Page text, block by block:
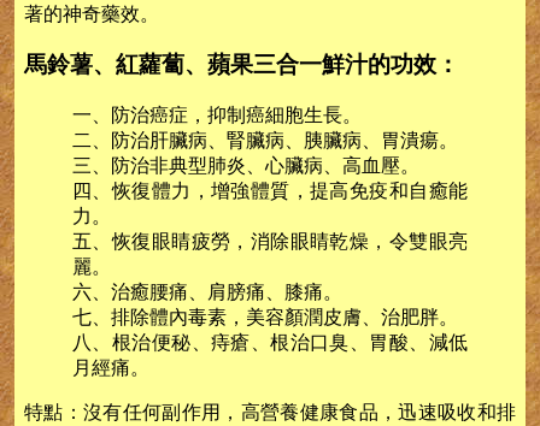
著的神奇藥效。
馬鈴薯、紅蘿蔔、蘋果三合一鮮汁的功效：
一、防治癌症，抑制癌細胞生長。
二、防治肝臟病、腎臟病、胰臟病、胃潰瘍。
三、防治非典型肺炎、心臟病、高血壓。
四、恢復體力，增強體質，提高免疫和自癒能
力。
五、恢復眼睛疲勞，消除眼睛乾燥，令雙眼亮
麗。
六、治癒腰痛、肩膀痛、膝痛。
七、排除體內毒素，美容顏潤皮膚、治肥胖。
八、根治便秘、痔瘡、根治口臭、胃酸、減低
月經痛。
特點：沒有任何副作用，高營養健康食品，迅速吸收和排